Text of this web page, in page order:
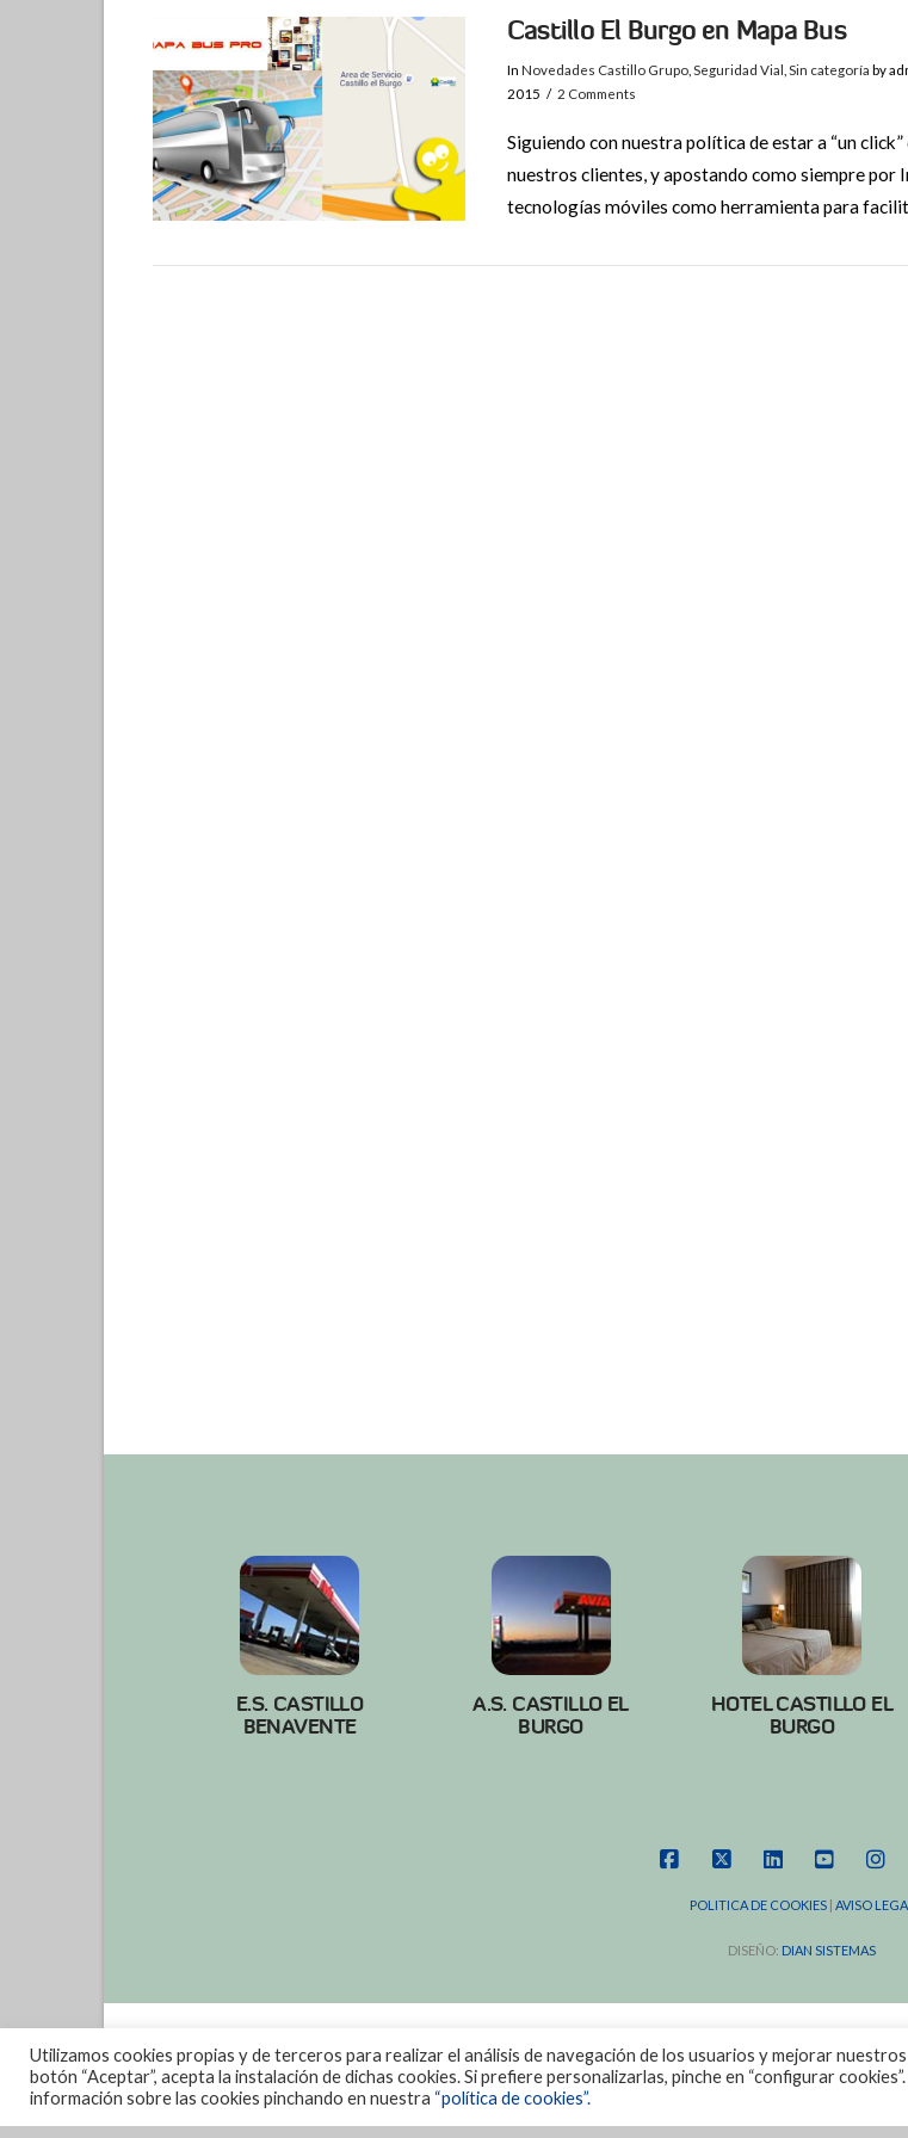
Castillo El Burgo en Mapa Bus
In Novedades Castillo Grupo, Seguridad Vial Sin categoría by
2015
2 Comments
Siguiendo con nuestra política de estar a “un
nuestros clientes, y apostando como siempre por
tecnologías móviles como herramienta para
E.S. CASTILLO
BENAVENTE
A.S. CASTILLO EL
BURGO
HOTEL CASTILLO EL
BURGO
POLITICA DE COOKIES| AVISO
DISEÑO: DIAN SISTEMAS
Utilizamos cookies propias y de terceros para realizar el análisis de navegación de los usuarios y mejorar
botón “Aceptar”, acepta la instalación de dichas cookies. Si prefiere personalizarlas, pinche en “configurar
información sobre las cookies pinchando en nuestra “política de cookies”.